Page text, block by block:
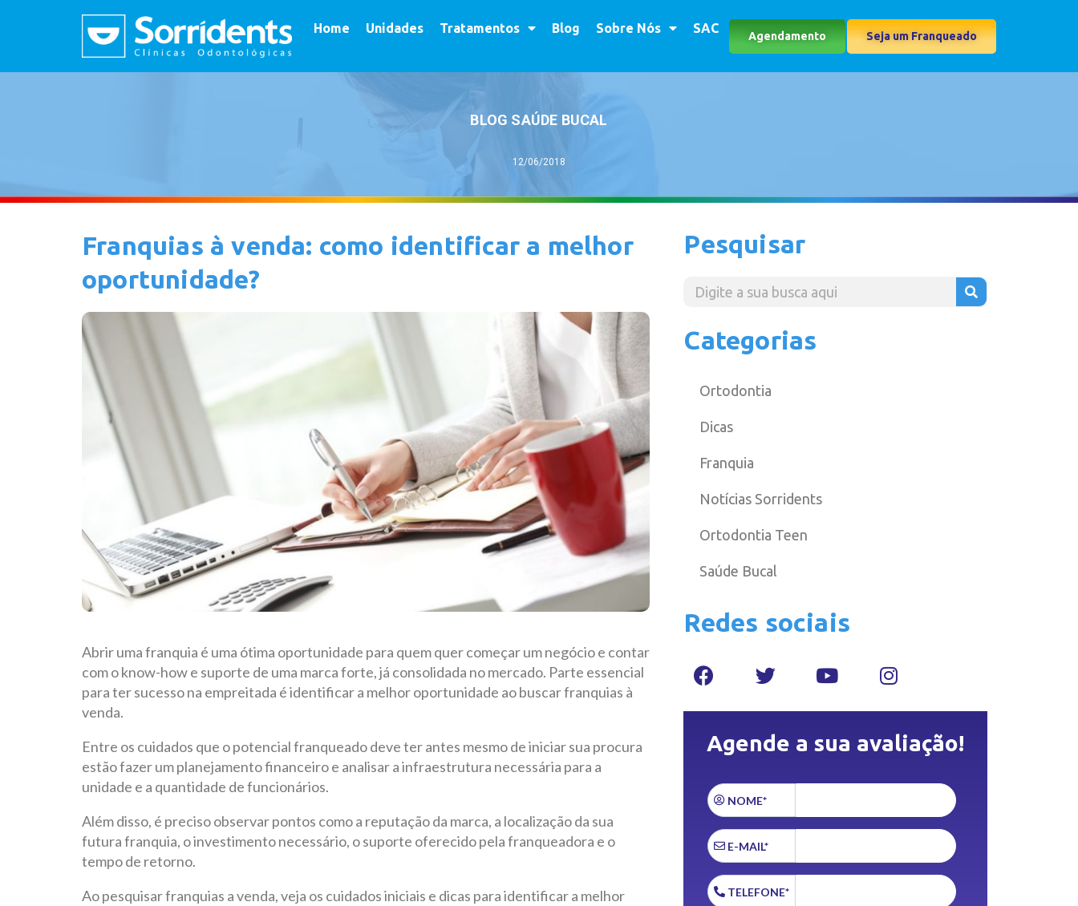
Home Unidades Tratamentos Blog Sobre Nós SAC
Agendamento Seja um Franqueado
BLOG SAÚDE BUCAL
12/06/2018
Franquias à venda: como identificar a melhor
oportunidade?
Abrir uma franquia é uma ótima oportunidade para quem quer começar um negócio e contar
com o know-how e suporte de uma marca forte, já consolidada no mercado. Parte essencial
para ter sucesso na empreitada é identificar a melhor oportunidade ao buscar franquias à
venda.
Entre os cuidados que o potencial franqueado deve ter antes mesmo de iniciar sua procura
estão fazer um planejamento financeiro e analisar a infraestrutura necessária para a
unidade e a quantidade de funcionários.
Além disso, é preciso observar pontos como a reputação da marca, a localização da sua
futura franquia, o investimento necessário, o suporte oferecido pela franqueadora e o
tempo de retorno.
Ao pesquisar franquias a venda, veja os cuidados iniciais e dicas para identificar a melhor
Pesquisar
Categorias
Ortodontia
Dicas
Franquia
Notícias Sorridents
Ortodontia Teen
Saúde Bucal
Redes sociais
Agende a sua avaliação!
NOME*
E-MAIL*
TELEFONE*